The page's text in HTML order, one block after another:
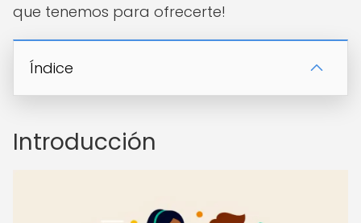
que tenemos para ofrecerte!
Índice
Introducción